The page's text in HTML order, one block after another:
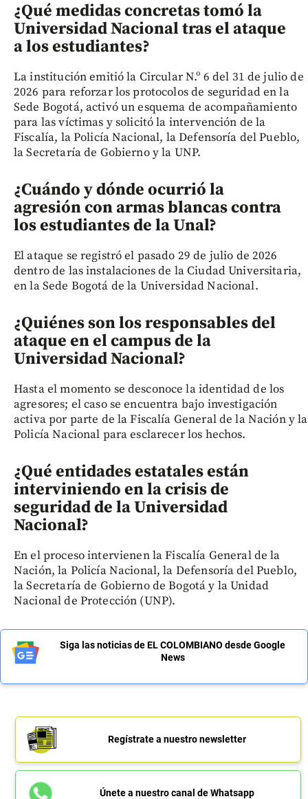
¿Qué medidas concretas tomó la
Universidad Nacional tras el ataque
a los estudiantes?
La institución emitió la Circular N.º 6 del 31 de julio de
2026 para reforzar los protocolos de seguridad en la
Sede Bogotá, activó un esquema de acompañamiento
para las víctimas y solicitó la intervención de la
Fiscalía, la Policía Nacional, la Defensoría del Pueblo,
la Secretaría de Gobierno y la UNP.
¿Cuándo y dónde ocurrió la
agresión con armas blancas contra
los estudiantes de la Unal?
El ataque se registró el pasado 29 de julio de 2026
dentro de las instalaciones de la Ciudad Universitaria,
en la Sede Bogotá de la Universidad Nacional.
¿Quiénes son los responsables del
ataque en el campus de la
Universidad Nacional?
Hasta el momento se desconoce la identidad de los
agresores; el caso se encuentra bajo investigación
activa por parte de la Fiscalía General de la Nación y la
Policía Nacional para esclarecer los hechos.
¿Qué entidades estatales están
interviniendo en la crisis de
seguridad de la Universidad
Nacional?
En el proceso intervienen la Fiscalía General de la
Nación, la Policía Nacional, la Defensoría del Pueblo,
la Secretaría de Gobierno de Bogotá y la Unidad
Nacional de Protección (UNP).
Siga las noticias de EL COLOMBIANO desde Google
News
Regístrate a nuestro newsletter
Únete a nuestro canal de Whatsapp